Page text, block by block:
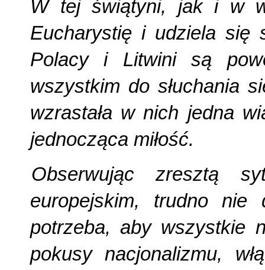
W tej świątyni, jak i w
Eucharystię i udziela się
Polacy i Litwini są
wszystkim do słuchania
wzrastała w nich jedna
jednocząca miłość.
Obserwując zresztą
europejskim, trudno nie
potrzeba, aby wszystkie
pokusy nacjonalizmu,